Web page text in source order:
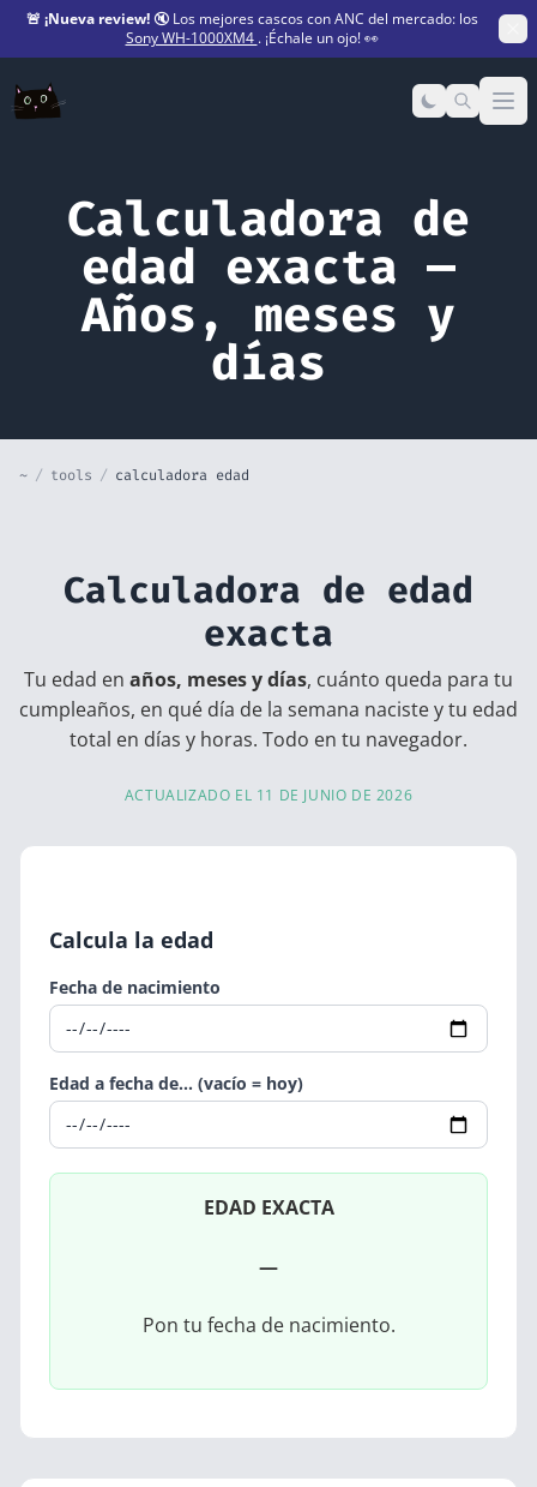
🚨 ¡Nueva review! 🔇 Los mejores cascos con ANC del mercado: los
Sony WH-1000XM4 . ¡Échale un ojo! 👀
Calculadora de
edad exacta —
Años, meses y
días
~ / tools / calculadora edad
Calculadora de edad
exacta
Tu edad en años, meses y días, cuánto queda para tu
cumpleaños, en qué día de la semana naciste y tu edad
total en días y horas. Todo en tu navegador.
ACTUALIZADO EL 11 DE JUNIO DE 2026
Calcula la edad
Fecha de nacimiento
Edad a fecha de... (vacío = hoy)
EDAD EXACTA
—
Pon tu fecha de nacimiento.